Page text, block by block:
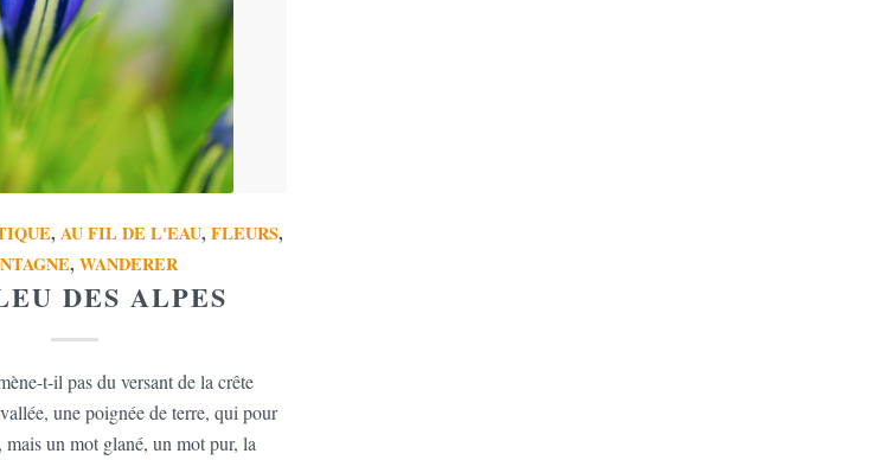
,AU FIL DE L'EAU,FLEURS,
,WANDERER
DES ALPES
t-il pas du versant de la crête
une poignée de terre, qui pour
mais un mot glané, un mot pur, la